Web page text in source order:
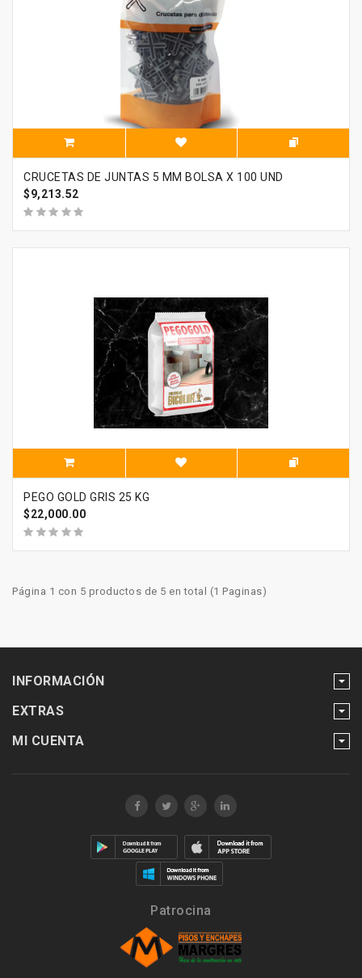
CRUCETAS DE JUNTAS 5 MM BOLSA X 100 UND
$9,213.52
PEGO GOLD GRIS 25 KG
$22,000.00
Página 1 con 5 productos de 5 en total (1 Paginas)
INFORMACIÓN
EXTRAS
MI CUENTA
Patrocina